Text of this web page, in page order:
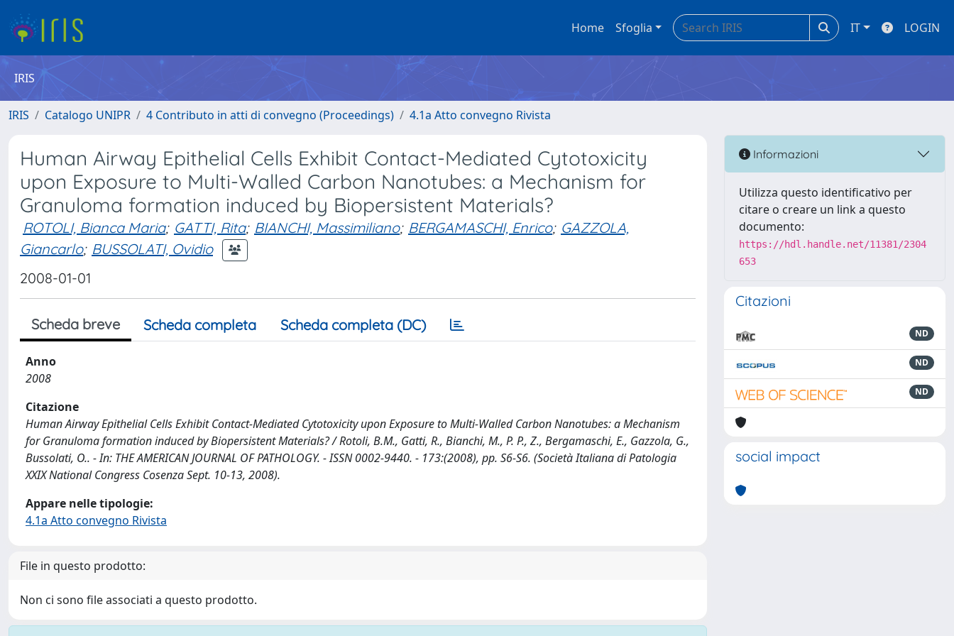
Home Sfoglia IT LOGIN
IRIS
IRIS Catalogo UNIPR 4 Contributo in atti di convegno (Proceedings) 4.1a Atto convegno Rivista
Human Airway Epithelial Cells Exhibit Contact-Mediated Cytotoxicity
upon Exposure to Multi-Walled Carbon Nanotubes: a Mechanism for
Granuloma formation induced by Biopersistent Materials?
ROTOLI, Bianca Maria; GATTI, Rita; BIANCHI, Massimiliano; BERGAMASCHI, Enrico; GAZZOLA,
Giancarlo; BUSSOLATI, Ovidio
2008-01-01
Scheda breve Scheda completa Scheda completa (DC)
Anno
2008
Citazione
Human Airway Epithelial Cells Exhibit Contact-Mediated Cytotoxicity upon Exposure to Multi-Walled Carbon Nanotubes: a Mechanism
for Granuloma formation induced by Biopersistent Materials? / Rotoli, B.M., Gatti, R., Bianchi, M., P. P., Z., Bergamaschi, E., Gazzola, G.,
Bussolati, O.. - In: THE AMERICAN JOURNAL OF PATHOLOGY. - ISSN 0002-9440. - 173:(2008), pp. S6-S6. (Società Italiana di Patologia
XXIX National Congress Cosenza Sept. 10-13, 2008).
Appare nelle tipologie:
4.1a Atto convegno Rivista
File in questo prodotto:
Non ci sono file associati a questo prodotto.
Informazioni
Utilizza questo identificativo per
citare o creare un link a questo
documento:
https://hdl.handle.net/11381/2304
653
Citazioni
ND
ND
ND
social impact